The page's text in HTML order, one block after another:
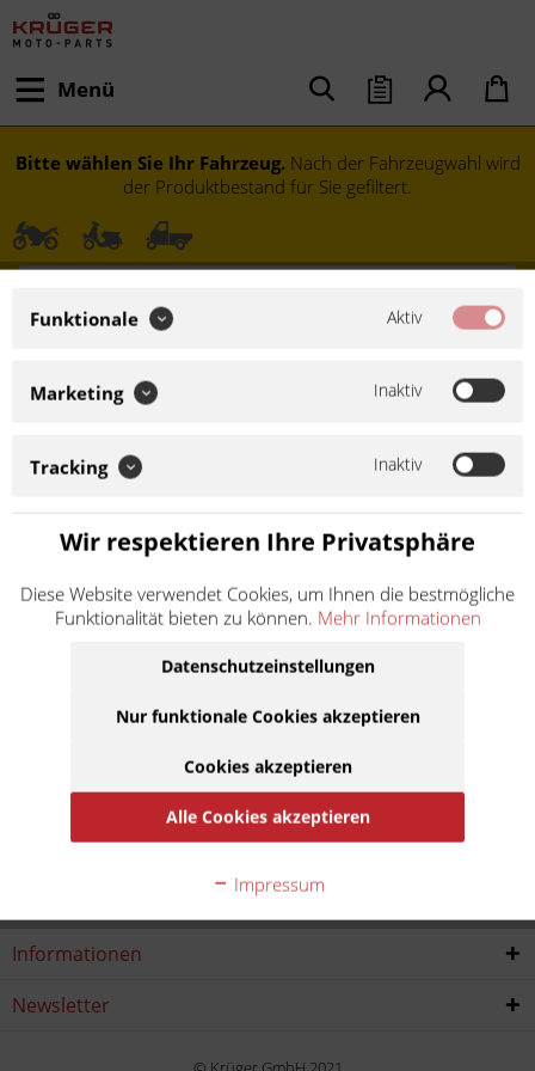
Menü
Bitte wählen Sie Ihr Fahrzeug. Nach der Fahrzeugwahl wird
der Produktbestand für Sie gefiltert.
Baujahr:
2007 2008
Service Hotline
Informationen
Newsletter
Funktionale Aktiv
Marketing Inaktiv
Tracking Inaktiv
Wir respektieren Ihre Privatsphäre
Diese Website verwendet Cookies, um Ihnen die bestmögliche
Funktionalität bieten zu können. Mehr Informationen
Datenschutzeinstellungen
Nur funktionale Cookies akzeptieren
Cookies akzeptieren
Alle Cookies akzeptieren
Impressum